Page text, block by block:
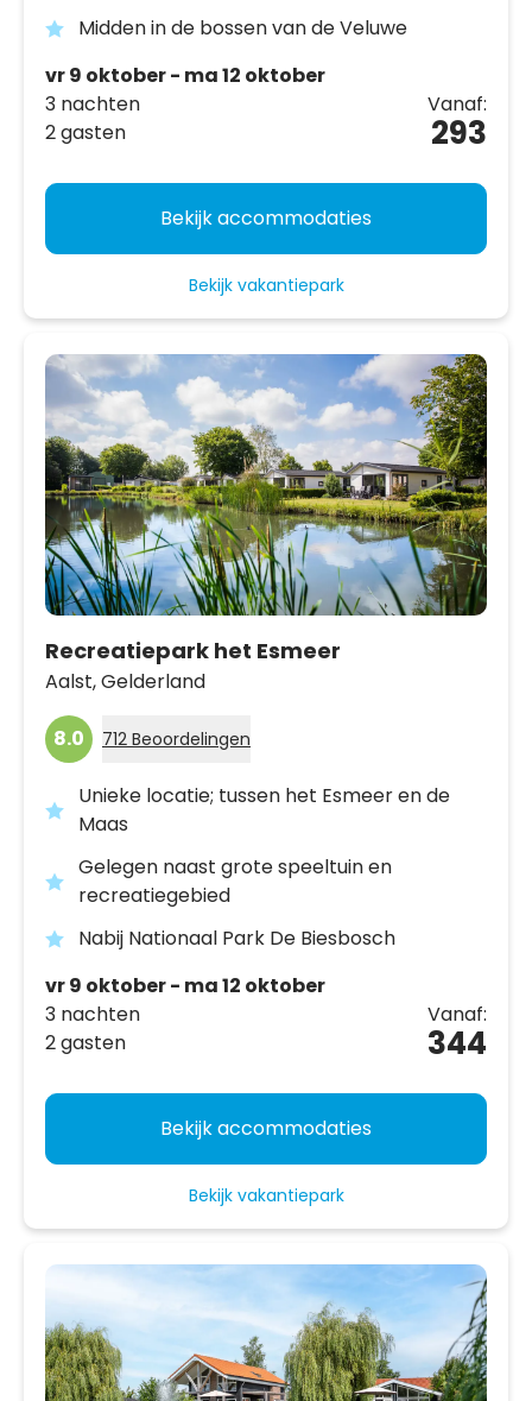
Midden in de bossen van de Veluwe
vr 9 oktober - ma 12 oktober
3 nachten
2 gasten
Vanaf:
293
Bekijk accommodaties
Bekijk vakantiepark
Recreatiepark het Esmeer
Aalst,Gelderland
8.0 712 Beoordelingen
Unieke locatie; tussen het Esmeer en de
Maas
Gelegen naast grote speeltuin en
recreatiegebied
Nabij Nationaal Park De Biesbosch
vr 9 oktober - ma 12 oktober
3 nachten
2 gasten
Vanaf:
344
Bekijk accommodaties
Bekijk vakantiepark